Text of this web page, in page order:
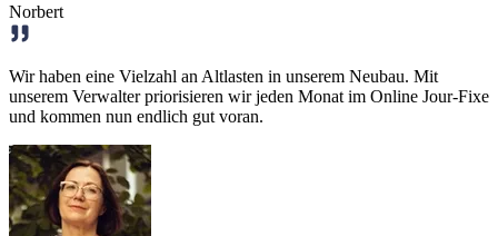
Norbert
Wir haben eine Vielzahl an Altlasten in unserem Neubau. Mit
unserem Verwalter priorisieren wir jeden Monat im Online Jour-Fixe
und kommen nun endlich gut voran.